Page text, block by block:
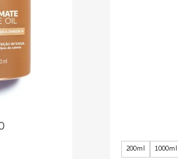
200ml 1000ml